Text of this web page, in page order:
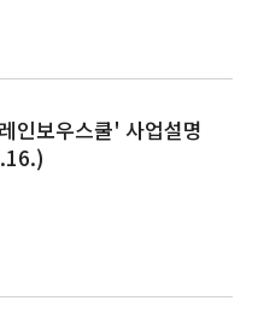
인보우스쿨' 사업설명